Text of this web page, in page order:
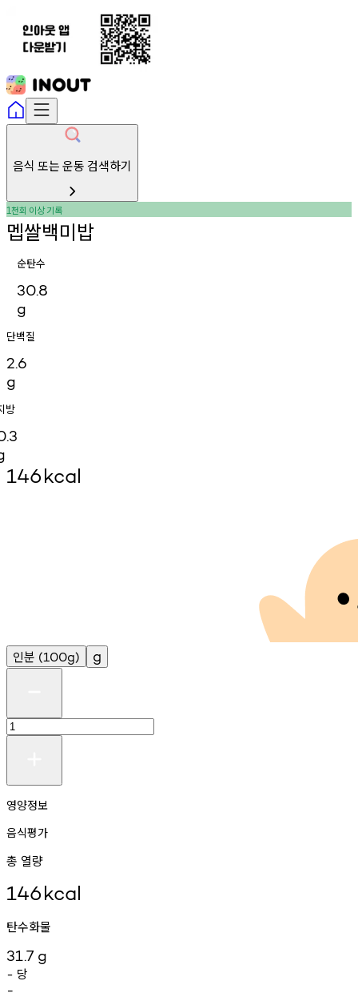
음식 또는 운동 검색하기
1천회 이상기록
멥쌀백미밥
순탄수
30.8
g
단백질
2.6
g
방
146kcal
인분 (100g) g
영양정보
음식평가
총 열량
146kcal
탄수화물
31.7 g
- 당
-